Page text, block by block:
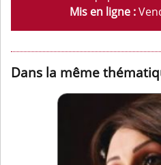
Mis en ligne :
Dans la même